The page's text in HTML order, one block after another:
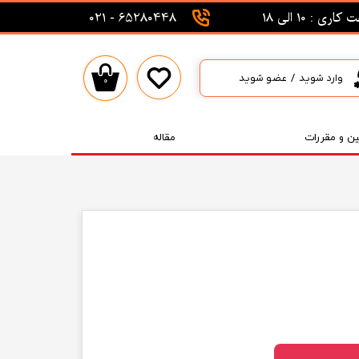
و مقررات مقاله
: 10 الی 18 65280448 - 021
۰ وارد شوید / عضو شوید
حساب کاربری من
تغییر گذر واژه